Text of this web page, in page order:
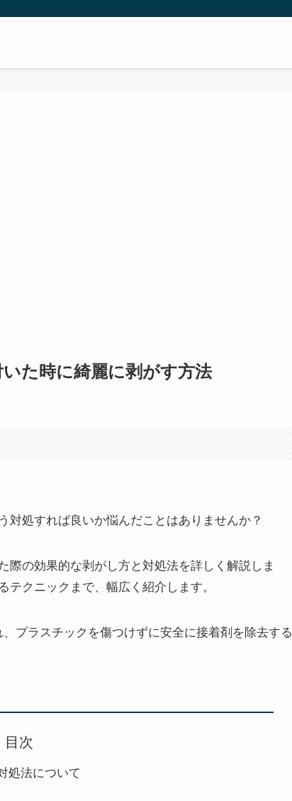
た時に綺麗に剥がす方法
処すれば良いか悩んだことはありませんか？
の効果的な剥がし方と対処法を詳しく解説しま
クニックまで、幅広く紹介します。
プラスチックを傷つけずに安全に接着剤を除去する
目次
処法について